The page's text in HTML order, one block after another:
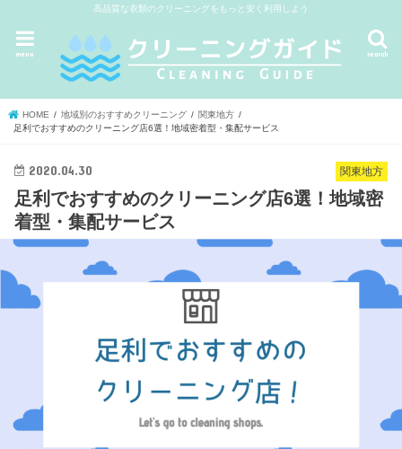
高品質な衣類のクリーニングをもっと安く利用しよう
search
menu
HOME 地域別のおすすめクリーニング
関東地方
足利でおすすめのクリーニング店6選！地域密着型・集配サービス
関東地方
2020.04.30
足利でおすすめのクリーニング店6選！地域密
着型・集配サービス